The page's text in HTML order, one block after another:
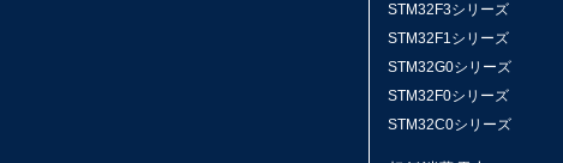
STM32F3シリーズ
STM32F1シリーズ
STM32G0シリーズ
STM32F0シリーズ
STM32C0シリーズ